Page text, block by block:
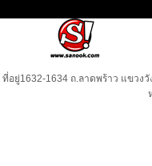
ที่อยู่1632-1634 ถ.ลาดพร้าว แขวง